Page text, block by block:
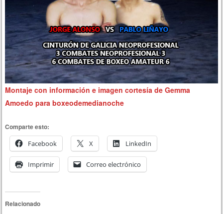
Montaje con información e imagen cortesía de Gemma
Amoedo para boxeodemedianoche
Comparte esto:
Facebook
X LinkedIn
Imprimir Correo electrónico
Relacionado